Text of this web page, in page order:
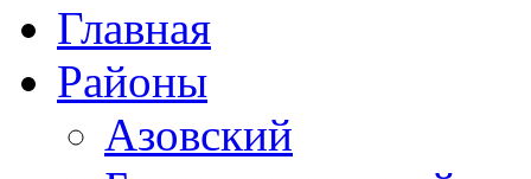
Главная
Районы
Азовский